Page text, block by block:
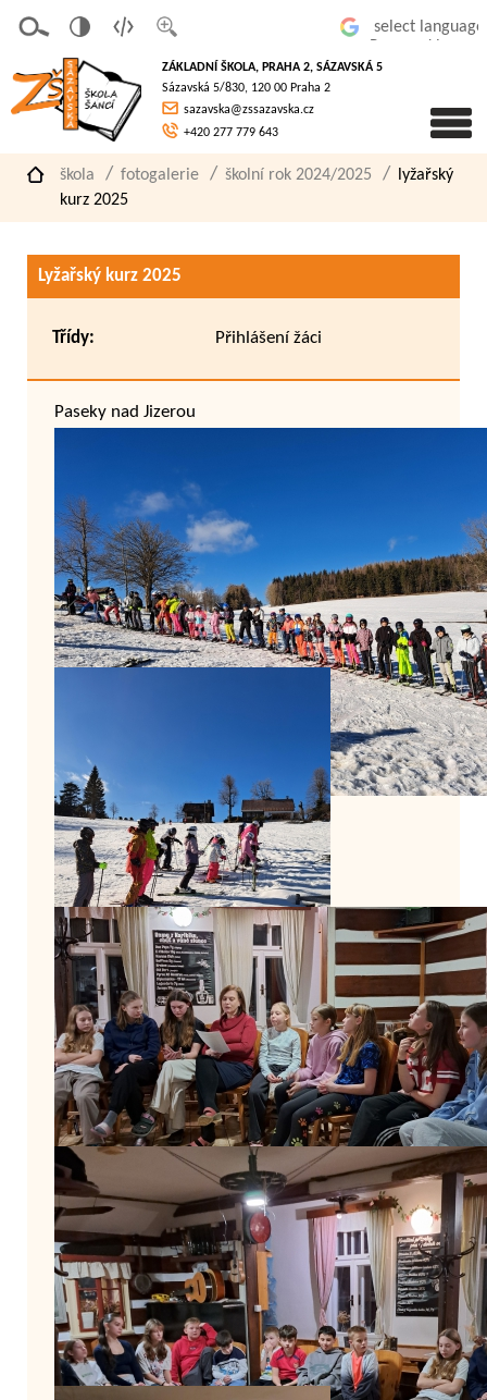
písmo
á
verze
pro
slaboz
raké
ZÁKLADNÍ ŠKOLA, PRAHA 2, SÁZAVSKÁ 5
Sázavská 5/830, 120 00 Praha 2
sazavska@zssazavska.cz
+420 277 779 643
škola fotogalerie školní rok 2024/2025
lyžařský
kurz 2025
Lyžařský kurz 2025
Třídy: Přihlášení žáci
Paseky nad Jizerou